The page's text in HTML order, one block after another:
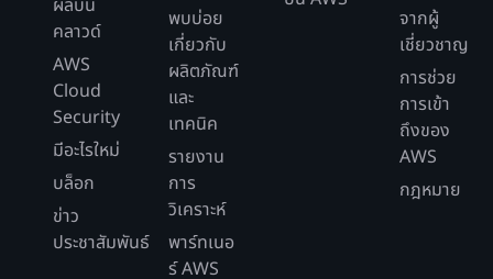
ผลบน
คลาวด์
AWS
Cloud
Security
มีอะไรใหม่
บล็อก
ข่าว
ประชาสัมพันธ์
พบบ่อย
เกี่ยวกับ
ผลิตภัณฑ์
และ
เทคนิค
รายงาน
การ
วิเคราะห์
พาร์ทเนอ
ร์ AWS
จากผู้
เชี่ยวชาญ
การช่วย
การเข้า
ถึงของ
AWS
กฎหมาย